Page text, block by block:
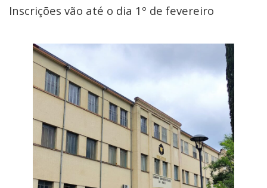
Inscrições vão até o dia 1º de fevereiro